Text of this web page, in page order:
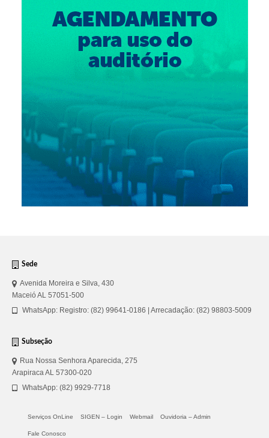
Reserva de auditório
Ouvidoria
Contatos
Fale Conosco
NEP
Sede
Avenida Moreira e Silva, 430
Maceió AL 57051-500
WhatsApp: Registro: (82) 99641-0186 | Arrecadação: (82) 98803-5009
Subseção
Rua Nossa Senhora Aparecida, 275
Arapiraca AL 57300-020
WhatsApp: (82) 9929-7718
Serviços OnLine SIGEN – Login Webmail Ouvidoria – Admin
Fale Conosco